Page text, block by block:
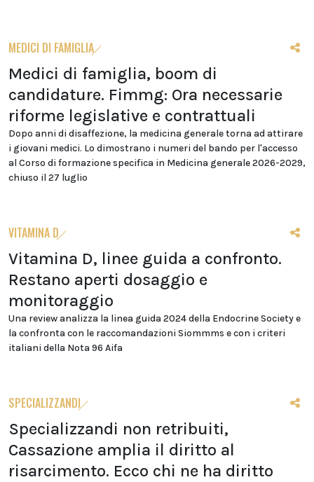
MEDICI DI FAMIGLIA
Medici di famiglia, boom di
candidature. Fimmg: Ora necessarie
riforme legislative e contrattuali
Dopo anni di disaffezione, la medicina generale torna ad attirare
i giovani medici. Lo dimostrano i numeri del bando per l'accesso
al Corso di formazione specifica in Medicina generale 2026-2029,
chiuso il 27 luglio
VITAMINA D
Vitamina D, linee guida a confronto.
Restano aperti dosaggio e
monitoraggio
Una review analizza la linea guida 2024 della Endocrine Society e
la confronta con le raccomandazioni Siommms e con i criteri
italiani della Nota 96 Aifa
SPECIALIZZANDI
Specializzandi non retribuiti,
Cassazione amplia il diritto al
risarcimento. Ecco chi ne ha diritto